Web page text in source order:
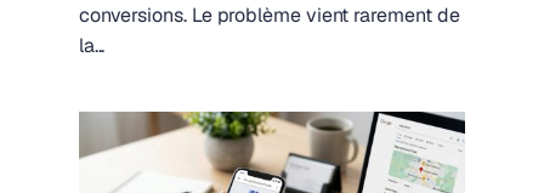
conversions. Le problème vient rarement de
la...